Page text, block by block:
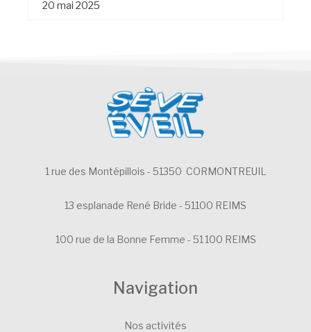
20 mai 2025
1 rue des Montépillois - 51350 CORMONTREUIL
13 esplanade René Bride - 51100 REIMS
100 rue de la Bonne Femme - 51 100 REIMS
Navigation
Nos activités